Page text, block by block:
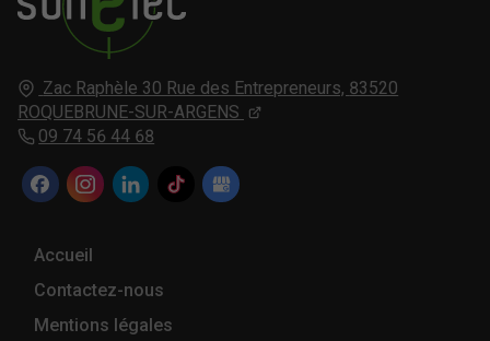
Zac Raphèle 30 Rue des Entrepreneurs, 83520
ROQUEBRUNE-SUR-ARGENS
09 74 56 44 68
Accueil
Contactez-nous
Mentions légales